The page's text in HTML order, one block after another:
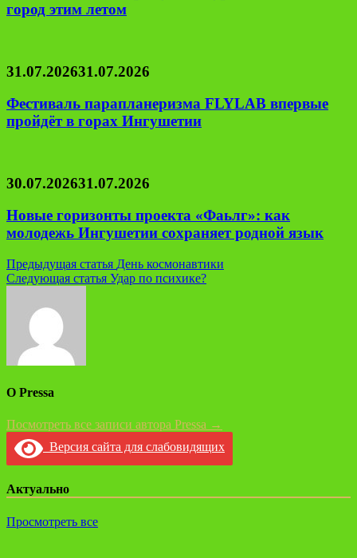
город этим летом
31.07.202631.07.2026
Фестиваль парапланеризма FLYLAB впервые
пройдёт в горах Ингушетии
30.07.202631.07.2026
Новые горизонты проекта «Фаьлг»: как
молодежь Ингушетии сохраняет родной язык
Навигация
по
записям
Предыдущая статья День космонавтики
Следующая статья Удар по психике?
О Pressa
Посмотреть все записи автора Pressa →
Версия сайта для слабовидящих
Актуально
Просмотреть все